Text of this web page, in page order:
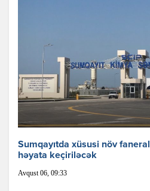
Sumqayıtda xüsusi növ
həyata keçiriləcək
Avqust 06, 09:33